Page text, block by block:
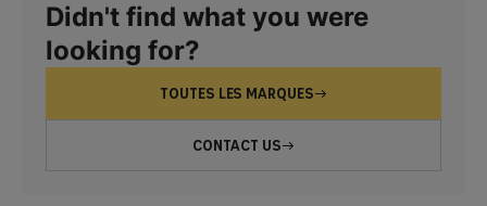
Didn't find what you were
looking for?
TOUTES LES MARQUES
CONTACT US